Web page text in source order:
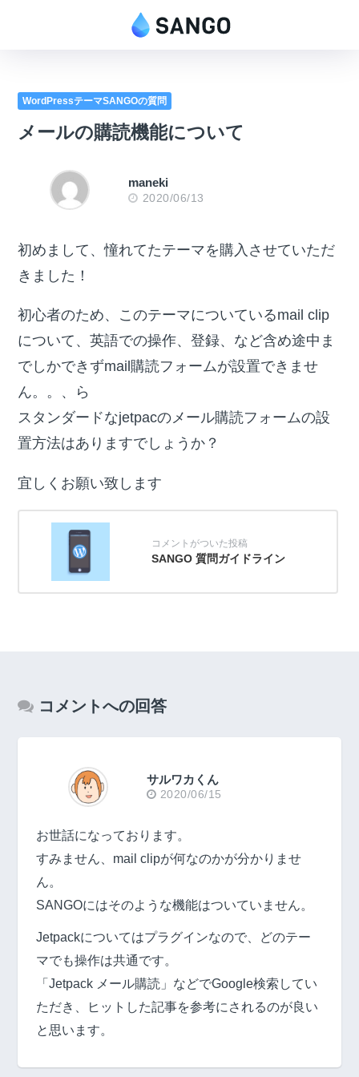
WordPressテーマSANGOの質問
メールの購読機能について
maneki
2020/06/13
初めまして、憧れてたテーマを購入させていただ
きました！
初心者のため、このテーマについているmail clip
について、英語での操作、登録、など含め途中ま
でしかできずmail購読フォームが設置できませ
ん。。、ら
スタンダードなjetpacのメール購読フォームの設
置方法はありますでしょうか？
宜しくお願い致します
SANGO 質問ガイドライン
コメントへの回答
サルワカくん
2020/06/15
お世話になっております。
すみません、mail clipが何なのかが分かりませ
ん。
SANGOにはそのような機能はついていません。
Jetpackについてはプラグインなので、どのテー
マでも操作は共通です。
「Jetpack メール購読」などでGoogle検索してい
ただき、ヒットした記事を参考にされるのが良い
と思います。